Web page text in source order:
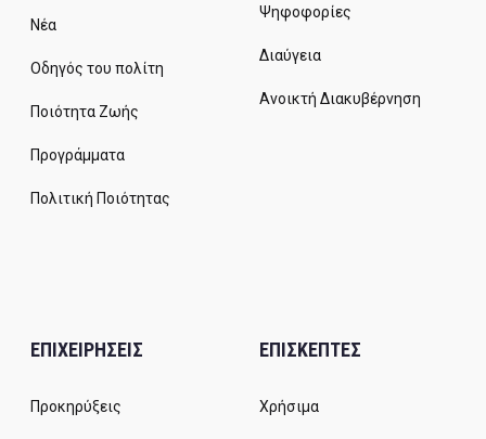
Νέα
Οδηγός του πολίτη
Ποιότητα Ζωής
Προγράμματα
Πολιτική Ποιότητας
Ψηφοφορίες
Διαύγεια
Ανοικτή Διακυβέρνηση
ΕΠΙΧΕΙΡΗΣΕΙΣ
Προκηρύξεις
ΕΠΙΣΚΕΠΤΕΣ
Χρήσιμα